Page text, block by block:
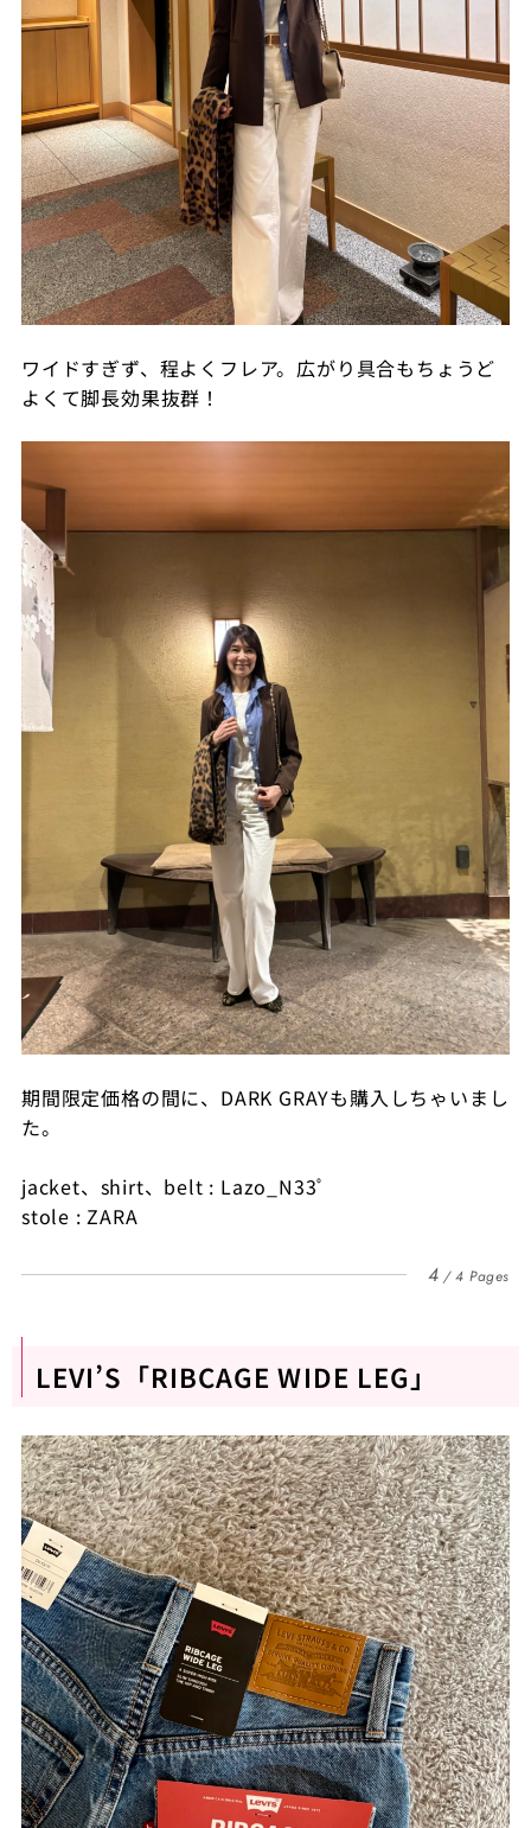
ワイドすぎず、程よくフレア。広がり具合もちょうど
よくて脚長効果抜群！
期間限定価格の間に、DARK GRAYも購入しちゃいまし
た。
jacket、shirt、belt : Lazo_N33ﾟ
stole : ZARA
4 4 Pages
LEVI’S「RIBCAGE WIDE LEG」